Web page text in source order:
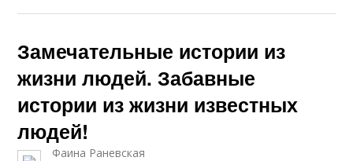
Замечательные истории из
жизни людей. Забавные
истории из жизни известных
людей!
Фаина Раневская